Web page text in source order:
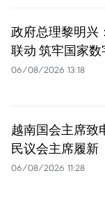
政府总理黎明兴
联动 筑牢国家
06/08/2026 13:18
越南国会主席致
民议会主席履新
06/08/2026 11:28